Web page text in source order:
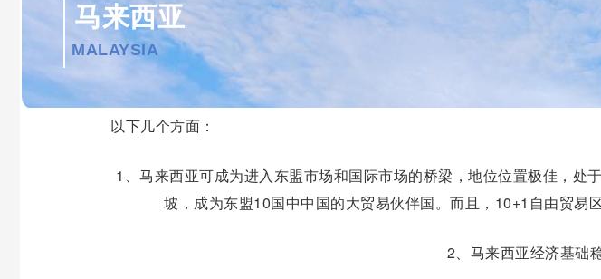
最新动态 新闻测试内容标题文字测试链接测试新闻标题
23
2022-09
最新动态 新闻测试内容标题文字测试链接测试新闻标题
23
马来西亚
MALAYSIA 马来西亚
随着一带一路被更多的人所熟悉和熟知，东南亚投资市场变得非常火爆
以下几个方面：
1、马来西亚可成为进入东盟市场和国际市场的桥梁，地位位置极佳，
坡，成为东盟10国中中国的大贸易伙伴国。而且，10+1自由贸易
2、马来西亚经济基础